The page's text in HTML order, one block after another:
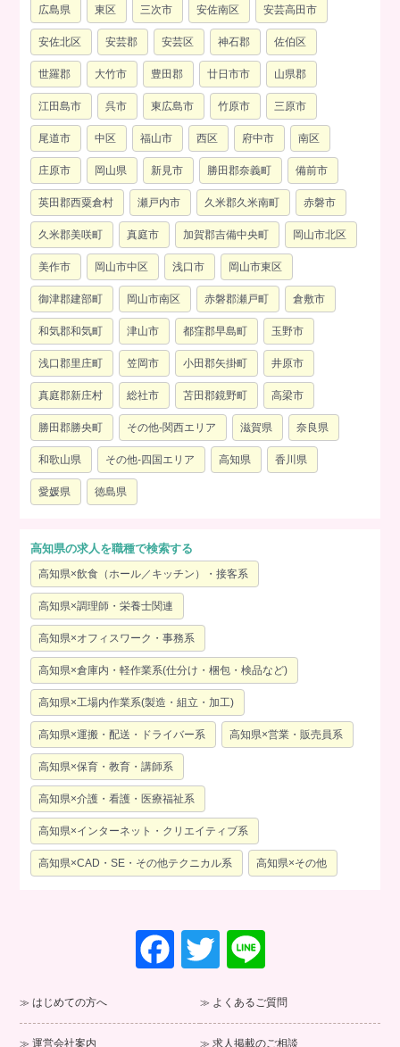
広島県 東区 三次市 安佐南区 安芸高田市
安佐北区 安芸郡 安芸区 神石郡 佐伯区
世羅郡 大竹市 豊田郡 廿日市市 山県郡
江田島市 呉市 東広島市 竹原市 三原市
尾道市 中区 福山市 西区 府中市 南区
庄原市 岡山県 新見市 勝田郡奈義町 備前市
英田郡西粟倉村 瀬戸内市 久米郡久米南町 赤磐市
久米郡美咲町 真庭市 加賀郡吉備中央町 岡山市北区
美作市 岡山市中区 浅口市 岡山市東区
御津郡建部町 岡山市南区 赤磐郡瀬戸町 倉敷市
和気郡和気町 津山市 都窪郡早島町 玉野市
浅口郡里庄町 笠岡市 小田郡矢掛町 井原市
真庭郡新庄村 総社市 苫田郡鏡野町 高梁市
勝田郡勝央町 その他-関西エリア 滋賀県 奈良県
和歌山県 その他-四国エリア 高知県 香川県
愛媛県 徳島県
高知県の求人を職種で検索する
高知県×飲食（ホール／キッチン）・接客系
高知県×調理師・栄養士関連
高知県×オフィスワーク・事務系
高知県×倉庫内・軽作業系(仕分け・梱包・検品など)
高知県×工場内作業系(製造・組立・加工)
高知県×運搬・配送・ドライバー系 高知県×営業・販売員系
高知県×保育・教育・講師系
高知県×介護・看護・医療福祉系
高知県×インターネット・クリエイティブ系
高知県×CAD・SE・その他テクニカル系 高知県×その他
F
a
e
T
wi
tt
er
e
はじめての方へ よくあるご質問
運営会社案内 求人掲載のご相談